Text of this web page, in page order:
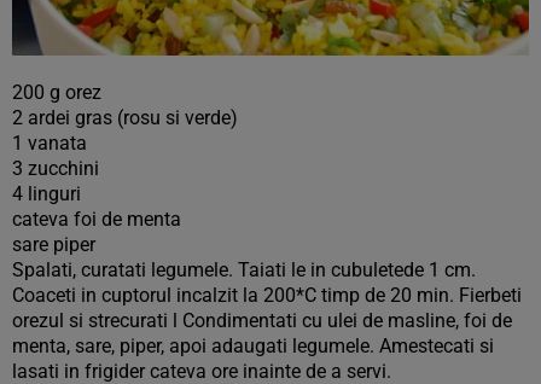
200 g orez
2 ardei gras (rosu si verde)
1 vanata
3 zucchini
4 linguri
cateva foi de menta
sare piper
Spalati, curatati legumele. Taiati le in cubuletede 1 cm.
Coaceti in cuptorul incalzit la 200*C timp de 20 min. Fierbeti
orezul si strecurati l Condimentati cu ulei de masline, foi de
menta, sare, piper, apoi adaugati legumele. Amestecati si
lasati in frigider cateva ore inainte de a servi.